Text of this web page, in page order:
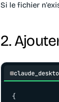
Si le fichier
2.
{